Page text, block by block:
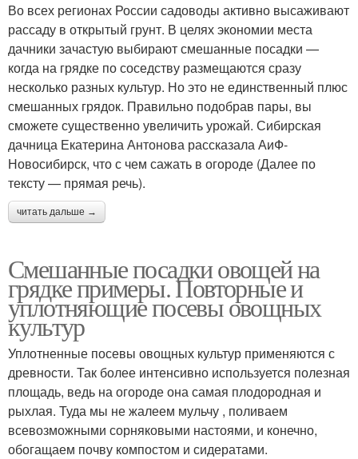
Во всех регионах России садоводы активно высаживают
рассаду в открытый грунт. В целях экономии места
дачники зачастую выбирают смешанные посадки —
когда на грядке по соседству размещаются сразу
несколько разных культур. Но это не единственный плюс
смешанных грядок. Правильно подобрав пары, вы
сможете существенно увеличить урожай. Сибирская
дачница Екатерина Антонова рассказала АиФ-
Новосибирск, что с чем сажать в огороде (Далее по
тексту — прямая речь).
читать дальше →
Смешанные посадки овощей на
грядке примеры. Повторные и
уплотняющие посевы овощных
культур
Уплотненные посевы овощных культур применяются с
древности. Так более интенсивно используется полезная
площадь, ведь на огороде она самая плодородная и
рыхлая. Туда мы не жалеем мульчу , поливаем
всевозможными сорняковыми настоями, и конечно,
обогащаем почву компостом и сидератами.